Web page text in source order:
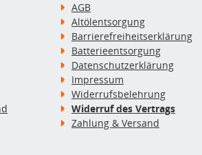
AGB
Altölentsorgung
Barrierefreiheitserklärung
Batterieentsorgung
Datenschutzerklärung
Impressum
Widerrufsbelehrung
Widerruf des Vertrags
Zahlung & Versand